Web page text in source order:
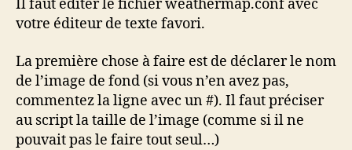
Il faut éditer le fichier weathermap.conf avec
votre éditeur de texte favori.
La première chose à faire est de déclarer le nom
de l’image de fond (si vous n’en avez pas,
commentez la ligne avec un #). Il faut préciser
au script la taille de l’image (comme si il ne
pouvait pas le faire tout seul…)